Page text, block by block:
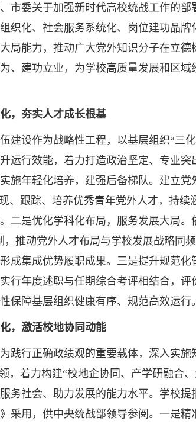
市委关于加强新时代高校统战工作的部
织化、社会服务系统化、岗位建功品
局能力，推动广大党外知识分子在立德
、建功立业，为学校高质量发展和区域
，夯实人才成长根基
建设作为战略性工程，以基层组织“三
运行效能，着力打造政治坚定、专业突
施年轻化培养，建强后备梯队。建立
、跟踪、培养优秀青年党外人才，持续
二是优化学科化布局，服务发展大局。
，推动党外人才布局与学校发展战略同
成集成优势履职成果。三是提升规范
行年度述职与任期综合考评相结合，评
保障基层组织健康有序、规范高效运行。
，激活校地协同动能
践行正确政绩观的重要载体，深入实施
，着力构建“校地企协同、产学研融合
务社会、助力发展的能力水平。学校提
采用，供中央统战部领导参阅。一是精